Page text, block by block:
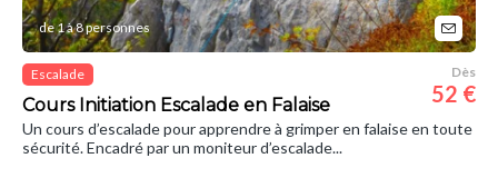
de 1 à 8 personnes
Escalade
Cours Initiation Escalade en Falaise
Dès
52 €
Un cours d’escalade pour apprendre à grimper en falaise en toute
sécurité. Encadré par un moniteur d’escalade...